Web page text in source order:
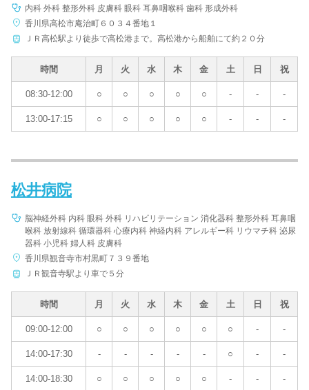
内科 外科 整形外科 皮膚科 眼科 耳鼻咽喉科 歯科 形成外科
香川県高松市庵治町６０３４番地１
ＪＲ高松駅より徒歩で高松港まで。高松港から船舶にて約２０分
時間 月 火 水 木 金 土 日 祝
08:30-12:00 ○ ○ ○ ○ ○ - - -
13:00-17:15 ○ ○ ○ ○ ○ - - -
松井病院
脳神経外科 内科 眼科 外科 リハビリテーション 消化器科 整形外科 耳鼻咽
喉科 放射線科 循環器科 心療内科 神経内科 アレルギー科 リウマチ科 泌尿
器科 小児科 婦人科 皮膚科
香川県観音寺市村黒町７３９番地
ＪＲ観音寺駅より車で５分
時間 月 火 水 木 金 土 日 祝
09:00-12:00 ○ ○ ○ ○ ○ ○ - -
14:00-17:30 - - - - - ○ - -
14:00-18:30 ○ ○ ○ ○ ○ - - -